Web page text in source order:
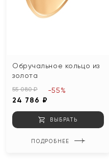
Обручальное кольцо из
золота
55 080 ₽
24 786 ₽
-55%
ВЫБРАТЬ
ПОДРОБНЕЕ